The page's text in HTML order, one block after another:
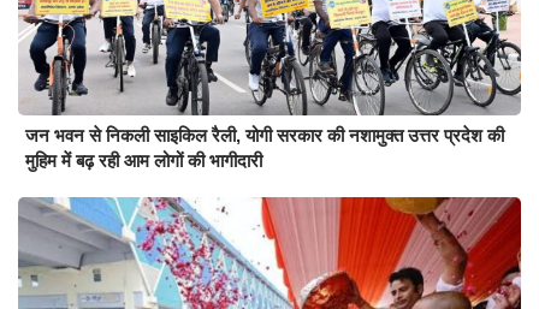
जन भवन से निकली साइकिल रैली, योगी सरकार की नशामुक्त उत्तर प्रदेश की
मुहिम में बढ़ रही आम लोगों की भागीदारी